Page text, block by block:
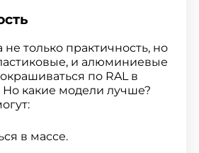
только практичность, но
и алюминиевые
по RAL в
Но какие модели лучше?
в массе.